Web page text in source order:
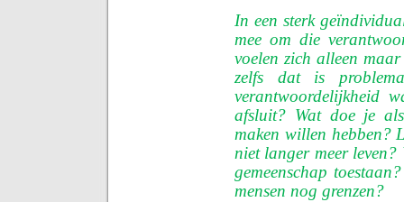
In een sterk
mee om die
voelen zich alleen
zelfs dat is
verantwoordelijkheid
afsluit? Wat doe je
maken willen hebben?
niet langer meer
gemeenschap
mensen nog grenzen?